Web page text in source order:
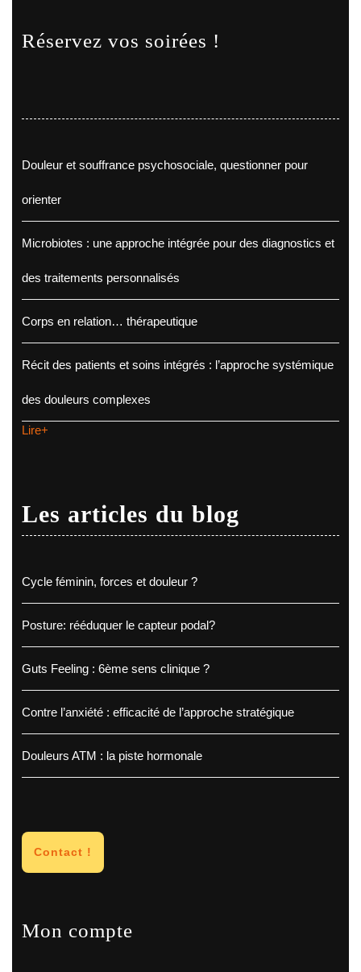
Réservez vos soirées !
Douleur et souffrance psychosociale, questionner pour
orienter
Microbiotes : une approche intégrée pour des diagnostics et
des traitements personnalisés
Corps en relation… thérapeutique
Récit des patients et soins intégrés : l’approche systémique
des douleurs complexes
Lire+
Les articles du blog
Cycle féminin, forces et douleur ?
Posture: rééduquer le capteur podal?
Guts Feeling : 6ème sens clinique ?
Contre l’anxiété : efficacité de l’approche stratégique
Douleurs ATM : la piste hormonale
Contact !
Mon compte